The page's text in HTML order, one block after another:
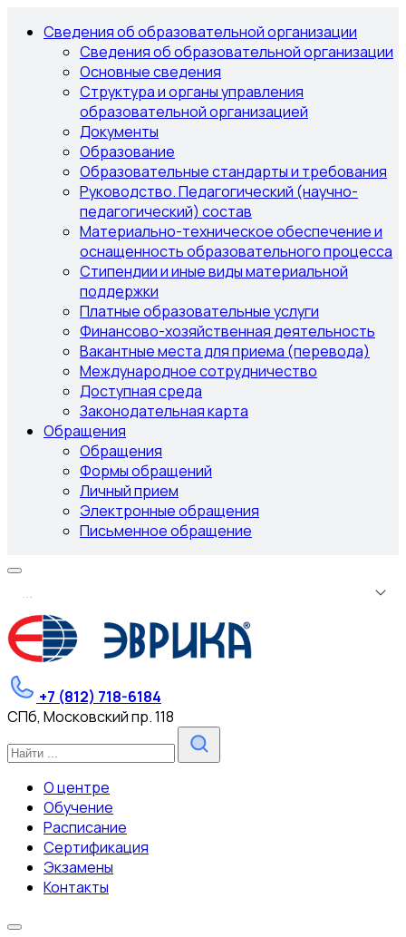
Сведения об образовательной организации
Сведения об образовательной организации
Основные сведения
Структура и органы управления
образовательной организацией
Документы
Образование
Образовательные стандарты и требования
Руководство. Педагогический (научно-
педагогический) состав
Материально-техническое обеспечение и
оснащенность образовательного процесса
Стипендии и иные виды материальной
поддержки
Платные образовательные услуги
Финансово-хозяйственная деятельность
Вакантные места для приема (перевода)
Международное сотрудничество
Доступная среда
Законодательная карта
Обращения
Обращения
Формы обращений
Личный прием
Электронные обращения
Письменное обращение
...
+7 (812) 718-6184
СПб, Московский пр. 118
О центре
Обучение
Расписание
Сертификация
Экзамены
Контакты